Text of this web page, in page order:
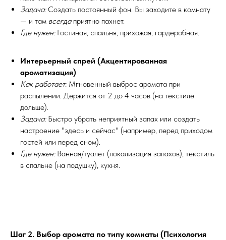
Задача:Создать постоянный фон. Вы заходите в комнату
— и там всегдаприятно пахнет.
Где нужен:Гостиная, спальня, прихожая, гардеробная.
Интерьерный спрей (Акцентированная
ароматизация)
Как работает:Мгновенный выброс аромата при
распылении. Держится от 2 до 4 часов (на текстиле
дольше).
Задача:Быстро убрать неприятный запах или создать
настроение "здесь и сейчас" (например, перед приходом
гостей или перед сном).
Где нужен:Ванная/туалет (локализация запахов), текстиль
в спальне (на подушку), кухня.
Шаг 2. Выбор аромата по типу комнаты (Психология